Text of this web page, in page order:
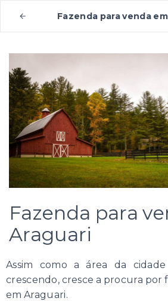
Fazenda para venda
Fazenda para
Araguari
Assim como a área da
crescendo, cresce a procura por
em Araguari.